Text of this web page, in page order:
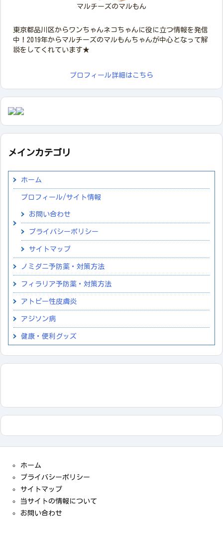
マルチーズのマルもん
東京都品川区からワンちゃんネコちゃんに役に立つ情報を発信
中！2019年からマルチーズのマルもんちゃんが中心となって解
説をしてくれています★
プロフィール詳細はこちら
メインカテゴリ
ホーム
プロフィール/サイト情報
お問い合わせ
プライバシーポリシー
サイトマップ
ノミダニ予防薬・対策方法
フィラリア予防薬・対策方法
アトピー性皮膚炎
アジソン病
健康・便利グッズ
ホーム
プライバシーポリシー
サイトマップ
当サイトの情報について
お問い合わせ